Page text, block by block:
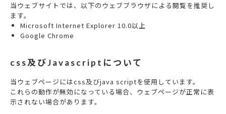
当ウェブサイトでは、以下のウェブブラウザによる閲覧を推奨し
ます。
Microsoft Internet Explorer 10.0以上
Google Chrome
css及びJavascriptについて
当ウェブページにはcss及びjava scriptを使用しています。
これらの動作が無効になっている場合、ウェブページが正常に表
示されない場合があります。